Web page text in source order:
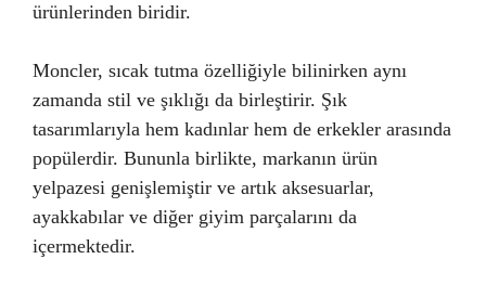
ürünlerinden biridir.
Moncler, sıcak tutma özelliğiyle bilinirken aynı
zamanda stil ve şıklığı da birleştirir. Şık
tasarımlarıyla hem kadınlar hem de erkekler arasında
popülerdir. Bununla birlikte, markanın ürün
yelpazesi genişlemiştir ve artık aksesuarlar,
ayakkabılar ve diğer giyim parçalarını da
içermektedir.